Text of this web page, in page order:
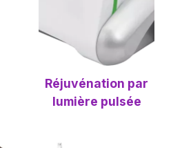
Réjuvénation par
lumière pulsée